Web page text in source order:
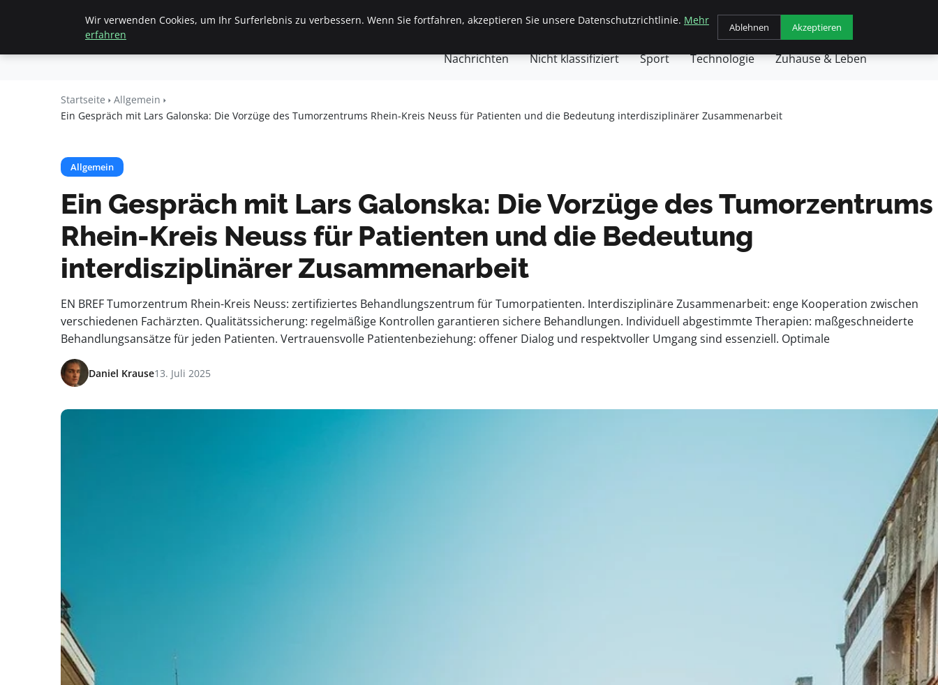
Beyond
Startseite Allgemein Finanzen & Immobilien Frauen / Mode Geschäft Gesundheit Haustiere Kochen
Nachrichten Nicht klassifiziert Sport Technologie Zuhause & Leben
Startseite
Allgemein
Ein Gespräch mit Lars Galonska: Die Vorzüge des Tumorzentrums Rhein-Kreis Neuss für Patienten und die Bedeutung interdisziplinärer Zusammenarbeit
Allgemein
Ein Gespräch mit Lars Galonska: Die Vorzüge des Tumorzentrums
Rhein-Kreis Neuss für Patienten und die Bedeutung
interdisziplinärer Zusammenarbeit
EN BREF Tumorzentrum Rhein-Kreis Neuss: zertifiziertes Behandlungszentrum für Tumorpatienten. Interdisziplinäre Zusammenarbeit: enge Kooperation zwischen
verschiedenen Fachärzten. Qualitätssicherung: regelmäßige Kontrollen garantieren sichere Behandlungen. Individuell abgestimmte Therapien: maßgeschneiderte
Behandlungsansätze für jeden Patienten. Vertrauensvolle Patientenbeziehung: offener Dialog und respektvoller Umgang sind essenziell. Optimale
Daniel Krause13. Juli 2025
Wir verwenden Cookies, um Ihr Surferlebnis zu verbessern. Wenn Sie fortfahren, akzeptieren Sie unsere Datenschutzrichtlinie. Mehr
erfahren
Ablehnen Akzeptieren